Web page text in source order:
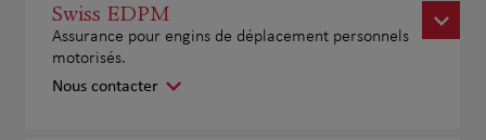
Swiss EDPM
Assurance pour engins de déplacement personnels
motorisés.
Nous contacter